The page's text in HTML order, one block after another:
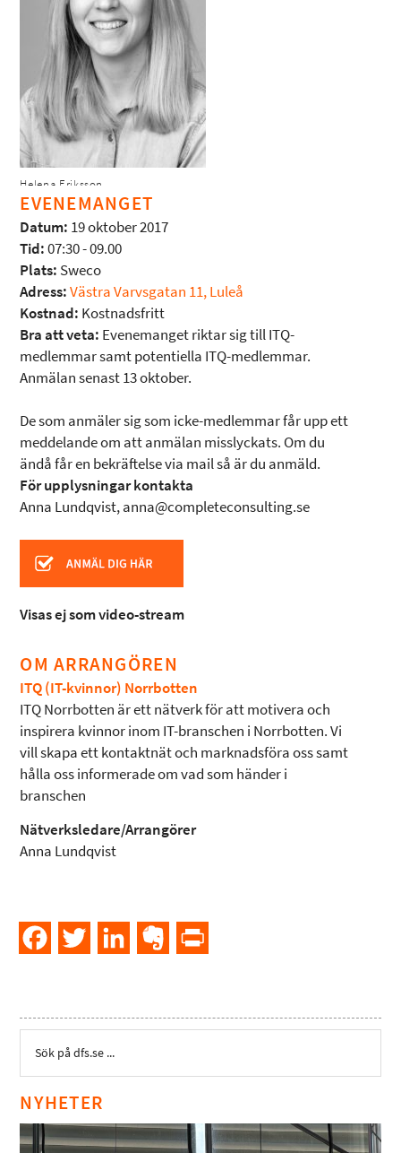
Helena Eriksson
EVENEMANGET
Datum: 19 oktober 2017
Tid:07:30 - 09.00
Plats: Sweco
Adress:Västra Varvsgatan 11, Luleå
Kostnad: Kostnadsfritt
Bra att veta: Evenemanget riktar sig till ITQ-
medlemmar samt potentiella ITQ-medlemmar.
Anmälan senast 13 oktober.
De som anmäler sig som icke-medlemmar får upp ett
meddelande om att anmälan misslyckats. Om du
ändå får en bekräftelse via mail så är du anmäld.
För upplysningar kontakta
Anna Lundqvist, anna@completeconsulting.se
Visas ej som video-stream
OM ARRANGÖREN
ITQ (IT-kvinnor) Norrbotten
ITQ Norrbotten är ett nätverk för att motivera och
inspirera kvinnor inom IT-branschen i Norrbotten. Vi
vill skapa ett kontaktnät och marknadsföra oss samt
hålla oss informerade om vad som händer i
branschen
Nätverksledare/Arrangörer
Anna Lundqvist
FacebookTwitter LinkedInEvernote
NYHETER